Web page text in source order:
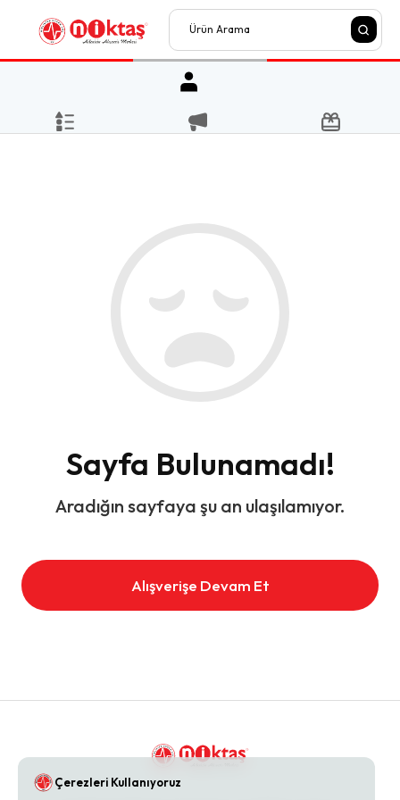
Sayfa Bulunamadı!
Aradığın sayfaya şu an ulaşılamıyor.
Alışverişe Devam Et
Çerezleri Kullanıyoruz